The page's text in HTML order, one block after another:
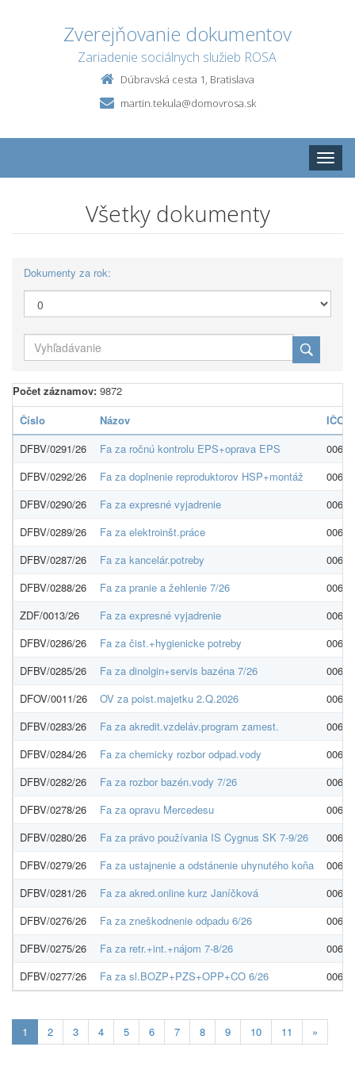
Zverejňovanie dokumentov
Zariadenie sociálnych služieb ROSA
Dúbravská cesta 1, Bratislava
martin.tekula@domovrosa.sk
Toggle
Všetky dokumenty
Dokumenty za rok:
Počet záznamov: 9872
Číslo
Názov
IČO
DFBV/0291/26
Fa za ročnú kontrolu EPS+oprava EPS
DFBV/0292/26
Fa za doplnenie reproduktorov HSP+montáž
DFBV/0290/26
Fa za expresné vyjadrenie
DFBV/0289/26
Fa za elektroinšt.práce
DFBV/0287/26
Fa za kancelár.potreby
DFBV/0288/26
Fa za pranie a žehlenie 7/26
ZDF/0013/26
Fa za expresné vyjadrenie
DFBV/0286/26
Fa za čist.+hygienicke potreby
DFBV/0285/26
Fa za dinolgin+servis bazéna 7/26
DFOV/0011/26
OV za poist.majetku 2.Q.2026
DFBV/0283/26
Fa za akredit.vzdeláv.program zamest.
DFBV/0284/26
Fa za chemicky rozbor odpad.vody
DFBV/0282/26
Fa za rozbor bazén.vody 7/26
DFBV/0278/26
Fa za opravu Mercedesu
DFBV/0280/26
Fa za právo používania IS Cygnus SK 7-9/26
DFBV/0279/26
Fa za ustajnenie a odstánenie uhynutého koňa
DFBV/0281/26
Fa za akred.online kurz Janíčková
DFBV/0276/26
Fa za zneškodnenie odpadu 6/26
DFBV/0275/26
Fa za retr.+int.+nájom 7-8/26
DFBV/0277/26
Fa za sl.BOZP+PZS+OPP+CO 6/26
1 Aktuálna
stránka
2 3 4 5 6 7 8 9 10 11 »